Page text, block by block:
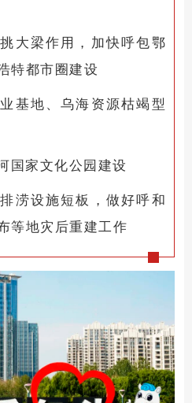
大梁作用，加快呼包鄂
特都市圈建设
基地、乌海资源枯竭型
国家文化公园建设
涝设施短板，做好呼和
等地灾后重建工作